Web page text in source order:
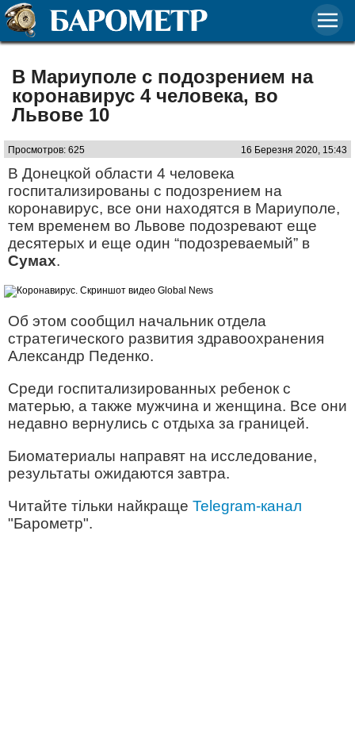
В Мариуполе с подозрением на
коронавирус 4 человека, во
Львове 10
Просмотров: 625 16 Березня 2020, 15:43
В Донецкой области 4 человека
госпитализированы с подозрением на
коронавирус, все они находятся в Мариуполе,
тем временем во Львове подозревают еще
десятерых и еще один “подозреваемый” в
Сумах.
Об этом сообщил начальник отдела
стратегического развития здравоохранения
Александр Педенко.
Среди госпитализированных ребенок с
матерью, а также мужчина и женщина. Все они
недавно вернулись с отдыха за границей.
Биоматериалы направят на исследование,
результаты ожидаются завтра.
Читайте тільки найкраще Telegram-канал
"Барометр".